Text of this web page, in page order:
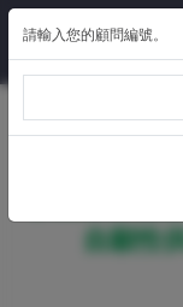
返回
專屬銷售連
自願性
請輸入您的顧問編號。